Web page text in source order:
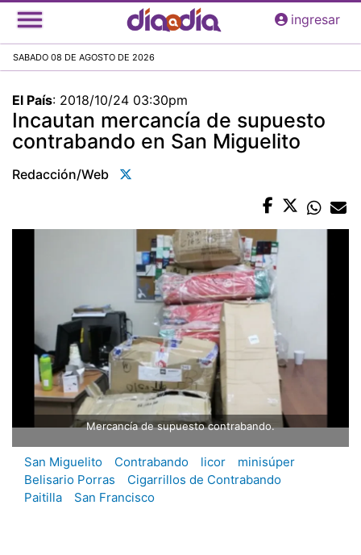
Pasar
al
principal
ingresar
SABADO 08 DE AGOSTO DE 2026
El País: 2018/10/24 03:30pm
Incautan mercancía de supuesto
contrabando en San Miguelito
Redacción/web
Mercancía de supuesto contrabando.
San Miguelito Contrabando licor
minisúper
Belisario Porras
Cigarrillos de Contrabando
Paitilla
San Francisco